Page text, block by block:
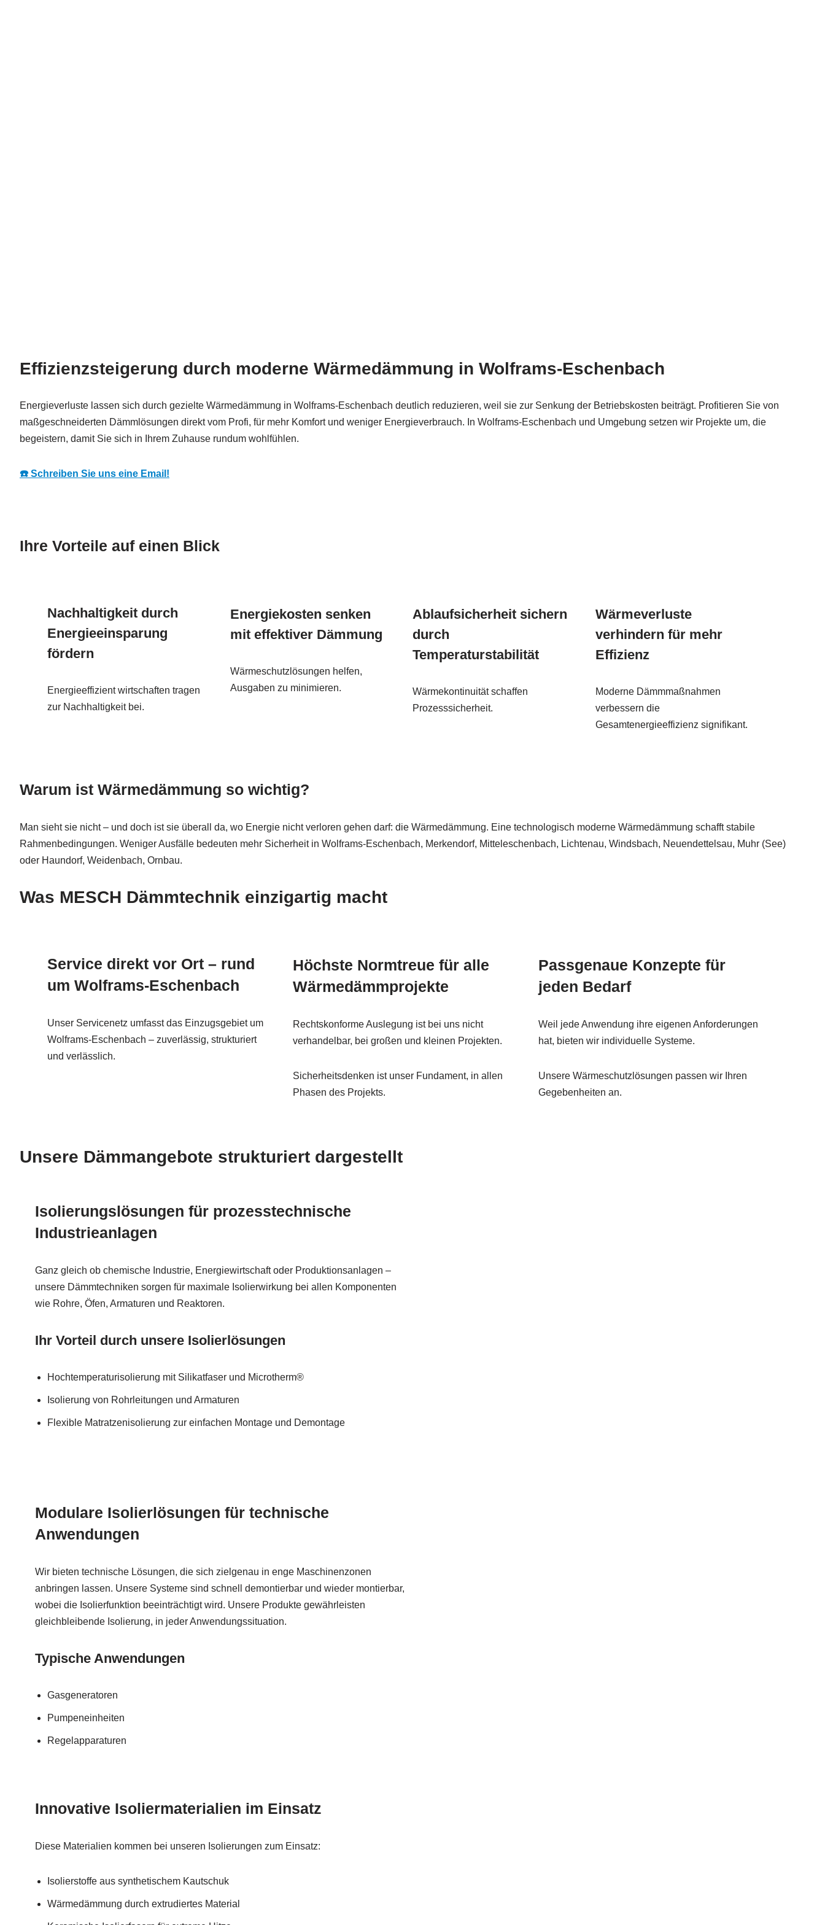
Effizienzsteigerung durch moderne Wärmedämmung in Wolframs-Eschenbach
Energieverluste lassen sich durch gezielte Wärmedämmung in Wolframs-Eschenbach deutlich reduzieren, weil sie zur Senkung der Betriebskosten beiträgt. Profitieren Sie von
maßgeschneiderten Dämmlösungen direkt vom Profi, für mehr Komfort und weniger Energieverbrauch. In Wolframs-Eschenbach und Umgebung setzen wir Projekte um, die
begeistern, damit Sie sich in Ihrem Zuhause rundum wohlfühlen.
☎️ Schreiben Sie uns eine Email!
Ihre Vorteile auf einen Blick
Nachhaltigkeit durch
Energieeinsparung
fördern
Energieeffizient wirtschaften tragen
zur Nachhaltigkeit bei.
Energiekosten senken
mit effektiver Dämmung
Wärmeschutzlösungen helfen,
Ausgaben zu minimieren.
Ablaufsicherheit sichern
durch
Temperaturstabilität
Wärmekontinuität schaffen
Prozesssicherheit.
Wärmeverluste
verhindern für mehr
Effizienz
Moderne Dämmmaßnahmen
verbessern die
Gesamtenergieeffizienz signifikant.
Warum ist Wärmedämmung so wichtig?
Man sieht sie nicht – und doch ist sie überall da, wo Energie nicht verloren gehen darf: die Wärmedämmung. Eine technologisch moderne Wärmedämmung schafft stabile
Rahmenbedingungen. Weniger Ausfälle bedeuten mehr Sicherheit in Wolframs-Eschenbach, Merkendorf, Mitteleschenbach, Lichtenau, Windsbach, Neuendettelsau, Muhr (See)
oder Haundorf, Weidenbach, Ornbau.
Was MESCH Dämmtechnik einzigartig macht
Service direkt vor Ort – rund
um Wolframs-Eschenbach
Unser Servicenetz umfasst das Einzugsgebiet um
Wolframs-Eschenbach – zuverlässig, strukturiert
und verlässlich.
Höchste Normtreue für alle
Wärmedämmprojekte
Rechtskonforme Auslegung ist bei uns nicht
verhandelbar, bei großen und kleinen Projekten.
Sicherheitsdenken ist unser Fundament, in allen
Phasen des Projekts.
Passgenaue Konzepte für
jeden Bedarf
Weil jede Anwendung ihre eigenen Anforderungen
hat, bieten wir individuelle Systeme.
Unsere Wärmeschutzlösungen passen wir Ihren
Gegebenheiten an.
Unsere Dämmangebote strukturiert dargestellt
Isolierungslösungen für prozesstechnische
Industrieanlagen
Ganz gleich ob chemische Industrie, Energiewirtschaft oder Produktionsanlagen –
unsere Dämmtechniken sorgen für maximale Isolierwirkung bei allen Komponenten
wie Rohre, Öfen, Armaturen und Reaktoren.
Ihr Vorteil durch unsere Isolierlösungen
Hochtemperaturisolierung mit Silikatfaser und Microtherm®
Isolierung von Rohrleitungen und Armaturen
Flexible Matratzenisolierung zur einfachen Montage und Demontage
Modulare Isolierlösungen für technische
Anwendungen
Wir bieten technische Lösungen, die sich zielgenau in enge Maschinenzonen
anbringen lassen. Unsere Systeme sind schnell demontierbar und wieder montierbar,
wobei die Isolierfunktion beeinträchtigt wird. Unsere Produkte gewährleisten
gleichbleibende Isolierung, in jeder Anwendungssituation.
Typische Anwendungen
Gasgeneratoren
Pumpeneinheiten
Regelapparaturen
Innovative Isoliermaterialien im Einsatz
Diese Materialien kommen bei unseren Isolierungen zum Einsatz:
Isolierstoffe aus synthetischem Kautschuk
Wärmedämmung durch extrudiertes Material